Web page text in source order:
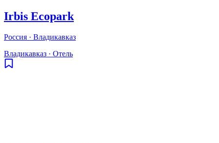
Irbis Ecopark
Россия · Владикавказ
Владикавказ · Отель